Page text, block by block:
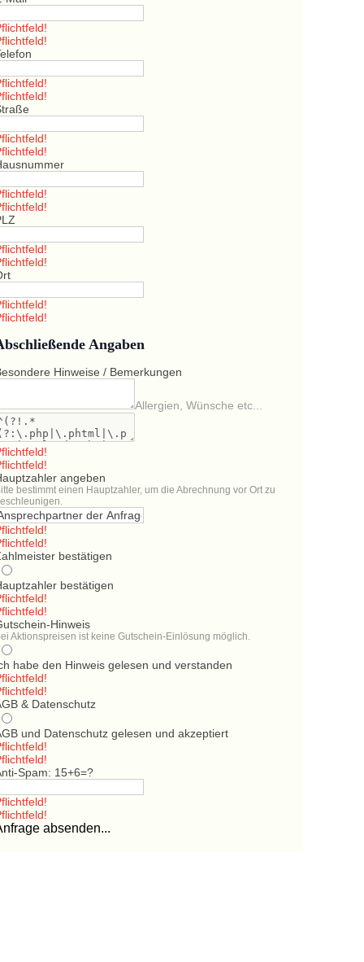
Angaben
Hinweise / Bemerkungen
Allergien, Wünsche etc...
angeben
bestimmt einen Hauptzahler, um die Abrechnung vor Ort zu
bestätigen
bestätigen
Hinweis
Aktionspreisen ist keine Gutschein-Einlösung möglich.
habe den Hinweis gelesen und verstanden
& Datenschutz
und Datenschutz gelesen und akzeptiert
Spam: 15+6=?
absenden...